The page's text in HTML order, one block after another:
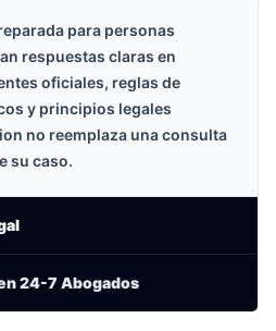
para personas
respuestas claras en
oficiales, reglas de
y principios legales
no reemplaza una consulta
su caso.
24-7 Abogados